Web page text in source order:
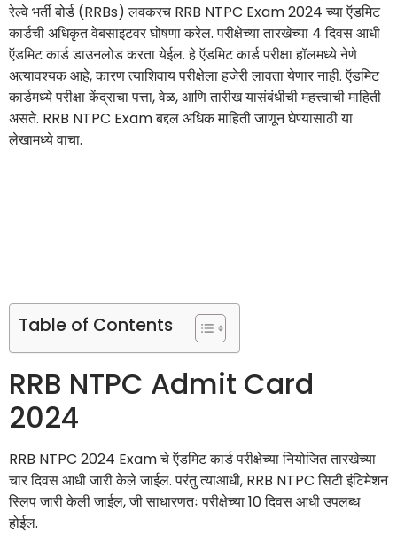
रेल्वे भर्ती बोर्ड (RRBs) लवकरच RRB NTPC Exam 2024 च्या ऍडमिट
कार्डची अधिकृत वेबसाइटवर घोषणा करेल. परीक्षेच्या तारखेच्या 4 दिवस आधी
ऍडमिट कार्ड डाउनलोड करता येईल. हे ऍडमिट कार्ड परीक्षा हॉलमध्ये नेणे
अत्यावश्यक आहे, कारण त्याशिवाय परीक्षेला हजेरी लावता येणार नाही. ऍडमिट
कार्डमध्ये परीक्षा केंद्राचा पत्ता, वेळ, आणि तारीख यासंबंधीची महत्त्वाची माहिती
असते. RRB NTPC Exam बद्दल अधिक माहिती जाणून घेण्यासाठी या
लेखामध्ये वाचा.
Table of Contents
RRB NTPC Admit Card
2024
RRB NTPC 2024 Exam चे ऍडमिट कार्ड परीक्षेच्या नियोजित तारखेच्या
चार दिवस आधी जारी केले जाईल. परंतु त्याआधी, RRB NTPC सिटी इंटिमेशन
स्लिप जारी केली जाईल, जी साधारणतः परीक्षेच्या 10 दिवस आधी उपलब्ध
होईल.